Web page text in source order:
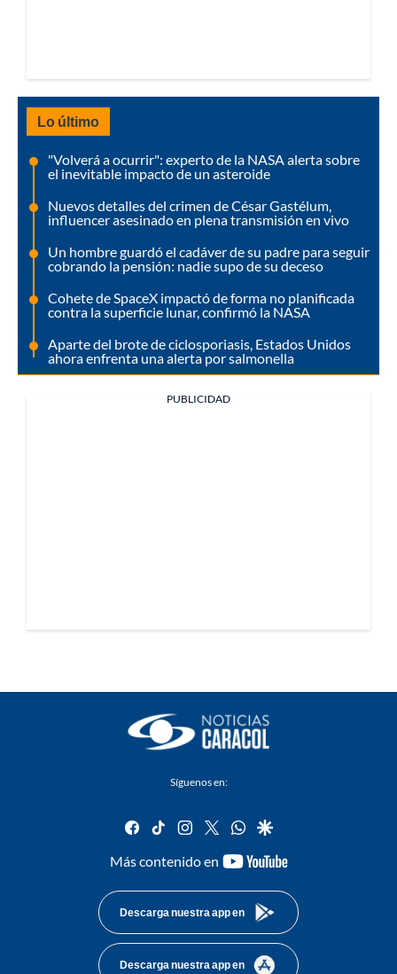
Lo último
"Volverá a ocurrir": experto de la NASA alerta sobre
el inevitable impacto de un asteroide
Nuevos detalles del crimen de César Gastélum,
influencer asesinado en plena transmisión en vivo
Un hombre guardó el cadáver de su padre para seguir
cobrando la pensión: nadie supo de su deceso
Cohete de SpaceX impactó de forma no planificada
contra la superficie lunar, confirmó la NASA
Aparte del brote de ciclosporiasis, Estados Unidos
ahora enfrenta una alerta por salmonella
PUBLICIDAD
Síguenos en:
facebook
tiktok instagram
twitterwhatsapp
google
Más contenido en
youtube-
Descarga nuestra app en
Descarga nuestra app en